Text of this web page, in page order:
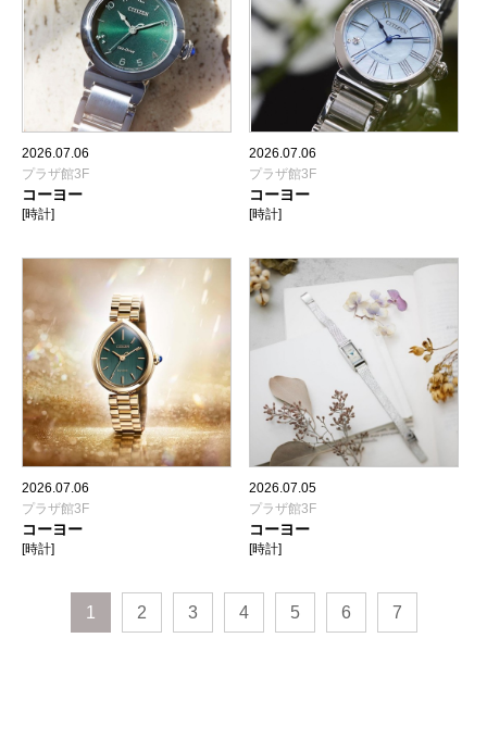
2026.07.06
プラザ館3F
コーヨー
[時計]
2026.07.06
プラザ館3F
コーヨー
[時計]
2026.07.06
プラザ館3F
コーヨー
[時計]
2026.07.05
プラザ館3F
コーヨー
[時計]
1 2 3 4 5 6 7